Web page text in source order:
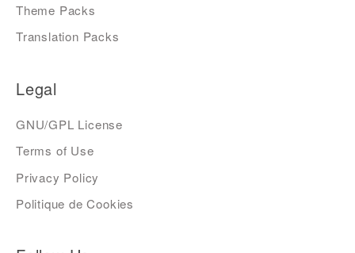
Theme Packs
Translation Packs
Legal
GNU/GPL License
Terms of Use
Privacy Policy
Politique de Cookies